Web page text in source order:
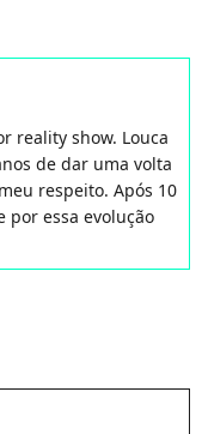
reality show. Louca
de dar uma volta
respeito. Após 10
por essa evolução